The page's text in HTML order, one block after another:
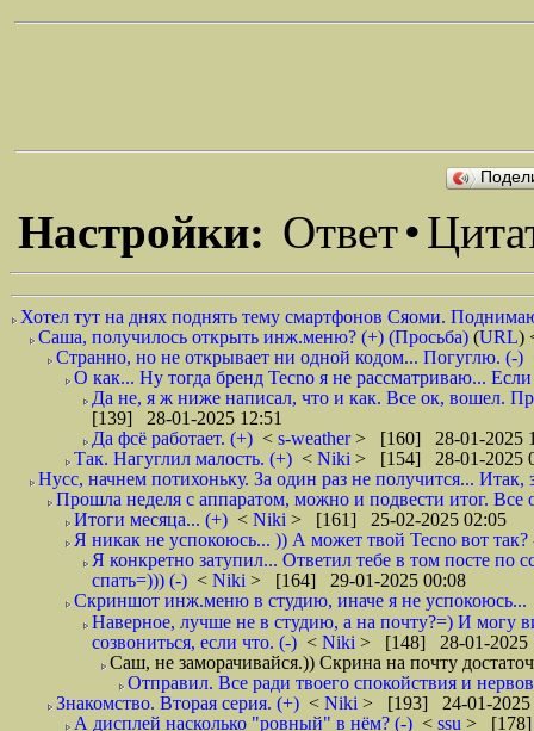
Настройки: Ответ•
Хотел тут на днях поднять тему смартфонов Сяоми.
Саша, получилось открыть инж.меню? (+) (Просьба) (URL)
Странно, но не открывает ни одной кодом... Погуглю. (-)
О как... Ну тогда бренд Tecno я не рассматриваю...
Да не, я ж ниже написал, что и как. Все ок, вошел.
[139] 28-01-2025 12:51
Да фсë работает. (+) < s-weather> [160] 28-01-2025
Так. Нагуглил малость. (+) < Niki > [154] 28-01-2025
Нусс, начнем потихоньку. За один раз не получится... Итак,
Прошла неделя с аппаратом, можно и подвести итог. Все
Итоги месяца... (+) < Niki > [161] 25-02-2025 02:05
Я никак не успокоюсь... )) А может твой Tecno вот
Я конкретно затупил... Ответил тебе в том посте по
спать=))) (-) < Niki > [164] 29-01-2025 00:08
Скриншот инж.меню в студию, иначе я не успокоюсь...
Наверное, лучше не в студию, а на почту?=) И могу
созвониться, если что. (-) < Niki > [148] 28-01-2025
Саш, не заморачивайся.)) Скрина на почту
Отправил. Все ради твоего спокойствия и
Знакомство. Вторая серия. (+) < Niki > [193] 24-01-2025
А дисплей насколько "ровный" в нём? (-) < ssu > [178]